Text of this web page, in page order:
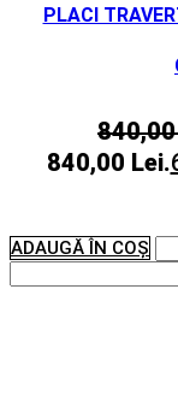
PLACI
840,00 Lei.
ADAUGĂ ÎN COȘ